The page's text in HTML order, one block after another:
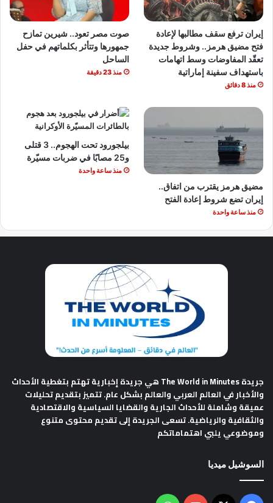
إيران ترفع سقف مطالبها لإعادة
فتح مضيق هرمز.. وشروط جديدة
تعقّد المفاوضات وسط اتهامات
باستهداف سفينة إماراتية
منذ 8 دقائق
صوت مصر تعود.. شيرين تمازح
جمهورها وتتأثر بكلماتهم في حفل
الساحل
منذ 23 دقيقة
مضيق هرمز يقترب من اتفاق..
إيران تضع شروط إعادة الفتح
منذ ساعة واحدة
بيلجورود تحت الهجوم.. 3 قتلى
و25 مصابًا في ضربات مسيّرة
منذ ساعة واحدة
جريدة The World in Minutes
هي جريدة إخبارية تهتم بتغطية الأحداث
والأخبار في العالم العربي والعالم بشكل عام. تتميز بتقديم تحليلات
عميقة وشاملة للأحداث الجارية والقضايا السياسية والاقتصادية
والثقافية والرياضية. تسعى الجريدة إلى تقديم محتوى متنوع
وموضوعي يلبي اهتماماتكم
السوشيل ميديا